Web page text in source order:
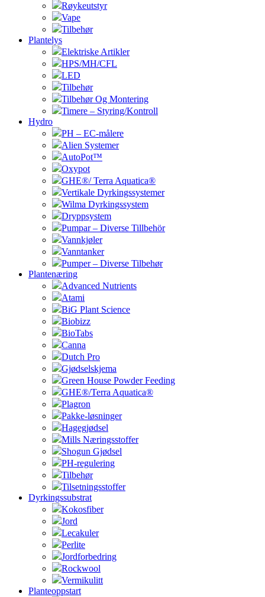
Røykeutstyr
Vape
Tilbehør
Plantelys
Elektriske Artikler
HPS/MH/CFL
LED
Tilbehør
Tilbehør Og Montering
Timere – Styring/Kontroll
Hydro
PH – EC-målere
Alien Systemer
AutoPot™
Oxypot
GHE®/ Terra Aquatica®
Vertikale Dyrkingssystemer
Wilma Dyrkingssystem
Dryppsystem
Pumpar – Diverse Tillbehör
Vannkjøler
Vanntanker
Pumper – Diverse Tilbehør
Plantenæring
Advanced Nutrients
Atami
BiG Plant Science
Biobizz
BioTabs
Canna
Dutch Pro
Gjødselskjema
Green House Powder Feeding
GHE®/Terra Aquatica®
Plagron
Pakke-løsninger
Hagegjødsel
Mills Næringsstoffer
Shogun Gjødsel
PH-regulering
Tilbehør
Tilsetningsstoffer
Dyrkingssubstrat
Kokosfiber
Jord
Lecakuler
Perlite
Jordforbedring
Rockwool
Vermikulitt
Planteoppstart